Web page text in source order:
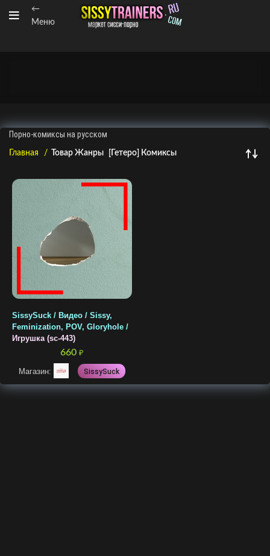
←
Меню
Порно-комиксы на русском
Главная Товар Жанры [Гетеро] Комиксы
SissySuck / Видео / Sissy,
Feminization, POV, Gloryhole /
Игрушка (sc-443)
660 ₽
Магазин: SissySuck